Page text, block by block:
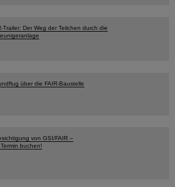
Trailer: Der Weg der Teilchen durch die
über die FAIR-Baustelle
von GSI/FAIR –
buchen!